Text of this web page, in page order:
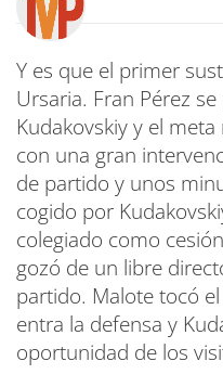
Y es que el primer
Ursaria. Fran Pérez
Kudakovskiy y el
con una gran
de partido y unos
cogido por
colegiado como
gozó de un libre
partido. Malote tocó
entra la defensa y
oportunidad de los